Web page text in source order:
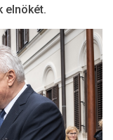
elnökét.